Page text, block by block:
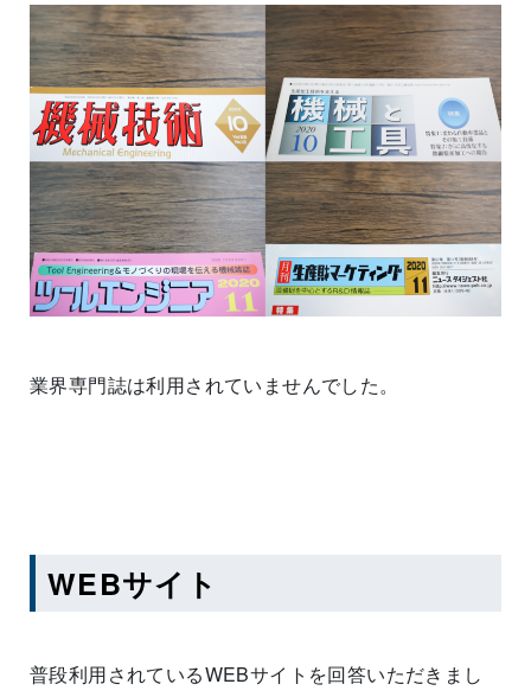
業界専門誌は利用されていませんでした。
WEBサイト
普段利用されているWEBサイトを回答いただきまし